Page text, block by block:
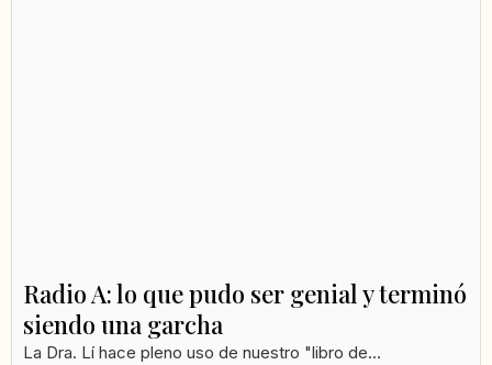
Radio A: lo que pudo ser genial y terminó
siendo una garcha
La Dra. Lí hace pleno uso de nuestro "libro de...